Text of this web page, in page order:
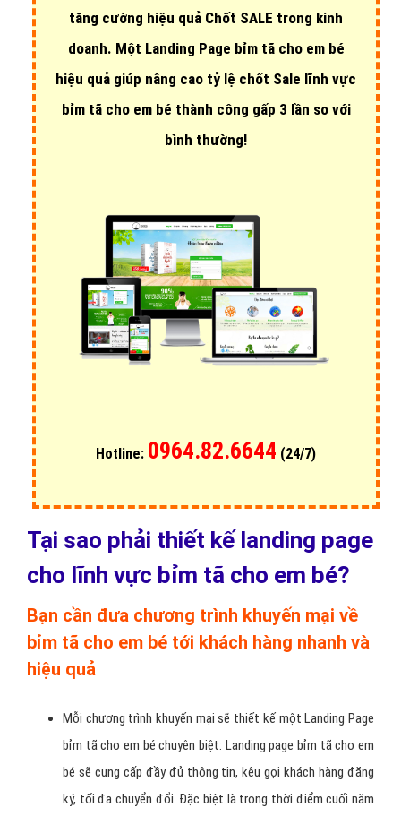
tăng cường hiệu quả Chốt SALE trong kinh
doanh. Một Landing Page bỉm tã cho em bé
hiệu quả giúp nâng cao tỷ lệ chốt Sale lĩnh vực
bỉm tã cho em bé thành công gấp 3 lần so với
bình thường!
Hotline: 0964.82.6644 (24/7)
Tại sao phải thiết kế landing page
cho lĩnh vực bỉm tã cho em bé?
Bạn cần đưa chương trình khuyến mại về
bỉm tã cho em bé tới khách hàng nhanh và
hiệu quả
Mỗi chương trình khuyến mại sẽ thiết kế một Landing Page
bỉm tã cho em bé chuyên biệt: Landing page bỉm tã cho em
bé sẽ cung cấp đầy đủ thông tin, kêu gọi khách hàng đăng
ký, tối đa chuyển đổi. Đặc biệt là trong thời điểm cuối năm